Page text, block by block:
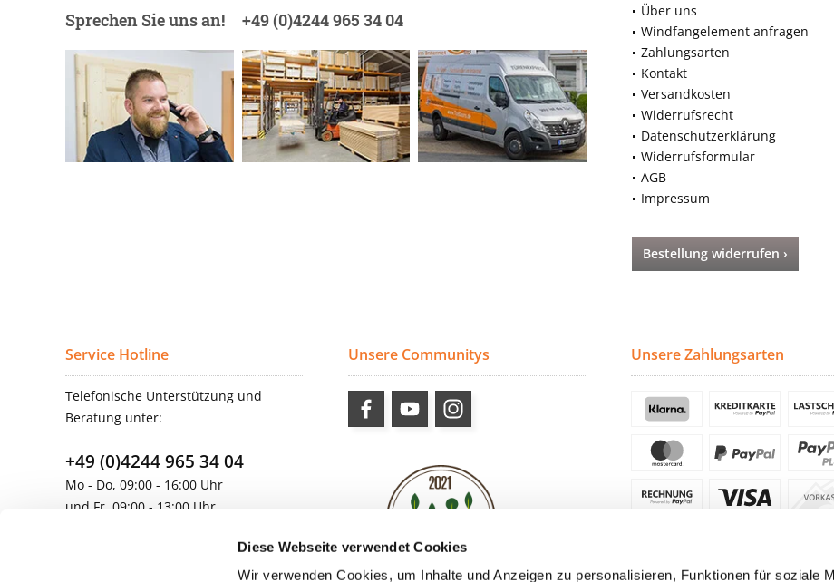
Diese Webseite verwendet Cookies
Wir verwenden Cookies, um Inhalte und Anzeigen zu personalisieren, Funktionen für soziale
Sprechen Sie uns an! +49 (0)4244 965 34 04
Über uns
Windfangelement anfragen
Zahlungsarten
Kontakt
Versandkosten
Widerrufsrecht
Datenschutzerklärung
Widerrufsformular
AGB
Impressum
Bestellung widerrufen ›
Service Hotline
Telefonische Unterstützung und
Beratung unter:
+49 (0)4244 965 34 04
Mo - Do, 09:00 - 16:00 Uhr
und Fr, 09:00 - 13:00 Uhr
Unsere Communitys Unsere Zahlungsarten